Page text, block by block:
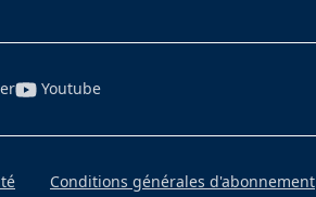
Youtube
Conditions générales d'abonnement